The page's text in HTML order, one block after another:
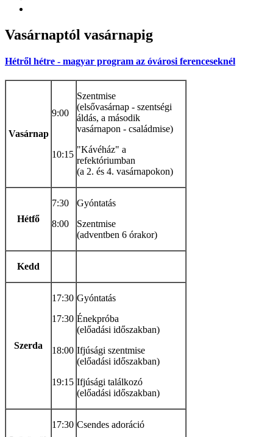
Vasárnaptól vasárnapig
Hétről hétre - magyar program az óvárosi ferenceseknél
Vasárnap
9:00
10:15
Szentmise
(elsővasárnap - szentségi
áldás, a második
vasárnapon - családmise)
"Kávéház" a
refektóriumban
(a 2. és 4. vasárnapokon)
Hétfő
7:30
8:00
Gyóntatás
Szentmise
(adventben 6 órakor)
Kedd
Szerda
17:30
17:30
18:00
19:15
Gyóntatás
Énekpróba
(előadási időszakban)
Ifjúsági szentmise
(előadási időszakban)
Ifjúsági találkozó
(előadási időszakban)
17:30 Csendes adoráció